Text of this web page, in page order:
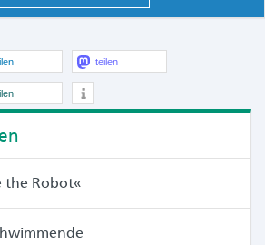
teilen
the Robot«